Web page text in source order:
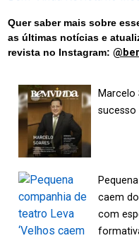
Quer saber mais sobre
as últimas notícias e
revista no Instagram:
Marcelo
caem
com